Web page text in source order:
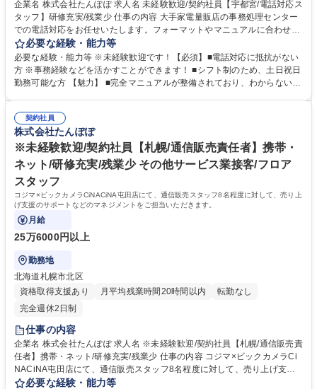
企業名 株式会社たんぽぽ 求人名 未経験歓迎/契約社員【宇都宮/電話対応ス
タッフ】研修充実/残業少 仕事の内容 大手家電量販店の事務処理センター
での電話対応をお任せいたします。フォーマットやマニュアルに合わせて
ご対応いただきます。 ■家電量販店からの電話問い合わせ対応：わからな
いことはすぐに聞ける環境です。お客様と直接お話することはないため、
クレーム対応なし！ ■電話によるインターネット等の申し込み受付業務：
家電量販店の店員さんがご案内した方の申し込み受付を電話で行います。
電話対応スタッフ】研修充実/残業少
必要な経験・能力等
必要な経験・能力等 ※未経験歓迎です！【必須】■電話対応に抵抗がない
方 ※事務経験などを活かすことができます！ ■シフト制のため、土日祝日
勤務可能な方 【魅力】 ■完全マニュアルが整備されており、わからないこ
1回のシフト提出となり、希望休も通りやすい職場です 学歴・資格 学歴：
大学院 大学 高専 短大 専修学校 高校 語学力： 資格：
契約社員
株式会社たんぽぽ
※未経験歓迎/契約社員【札幌/通信販売責任者】携帯・
ネット/研修充実/残業少 その他サービス業接客/フロア
スタッフ
コジマ×ビックカメラCiNACiNA屯田店にて、通信販売スタッフ8名程度に対して、売り上
げ支援のサポートなどのマネジメントをご担当いただきます。
月給
25万6000円以上
勤務地
北海道札幌市北区
資格取得支援あり
月平均残業時間20時間以内
転勤なし
完全週休2日制
仕事の内容
企業名 株式会社たんぽぽ 求人名 ※未経験歓迎/契約社員【札幌/通信販売責
任者】携帯・ネット/研修充実/残業少 仕事の内容 コジマ×ビックカメラCi
NACiNA屯田店にて、通信販売スタッフ8名程度に対して、売り上げ支援
のサポートなどのマネジメントをご担当いただきます。 仕事は完全マニュ
必要な経験・能力等